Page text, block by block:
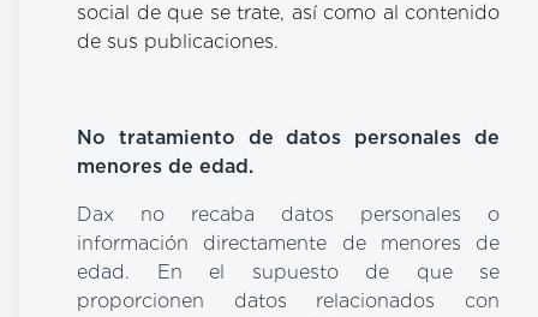
social de que se trate, así como al contenido
de sus publicaciones.
No tratamiento de datos personales de
menores de edad.
Dax no recaba datos personales o
información directamente de menores de
edad. En el supuesto de que se
proporcionen datos relacionados con